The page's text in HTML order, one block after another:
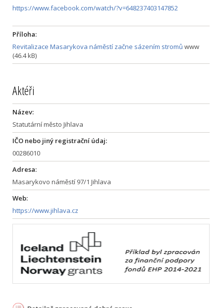
https://www.facebook.com/watch/?v=648237403147852
Příloha:
Revitalizace Masarykova náměstí začne sázením stromů www
(46.4 kB)
Aktéři
Název:
Statutární město Jihlava
IČO nebo jiný registrační údaj:
00286010
Adresa:
Masarykovo náměstí 97/1 Jihlava
Web:
https://www.jihlava.cz